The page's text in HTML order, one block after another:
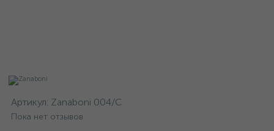
Артикул: Zanaboni 004/C
Пока нет отзывов